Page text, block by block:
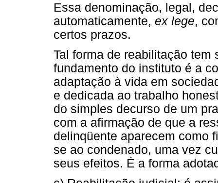
Essa denominação, legal,
automaticamente, ex lege,
certos prazos.
Tal forma de reabilitação
fundamento do instituto é a
adaptação à vida em
e dedicada ao trabalho
do simples decurso de um
com a afirmação de que a
delinqüente aparecem como
se ao condenado, uma vez
seus efeitos. É a forma